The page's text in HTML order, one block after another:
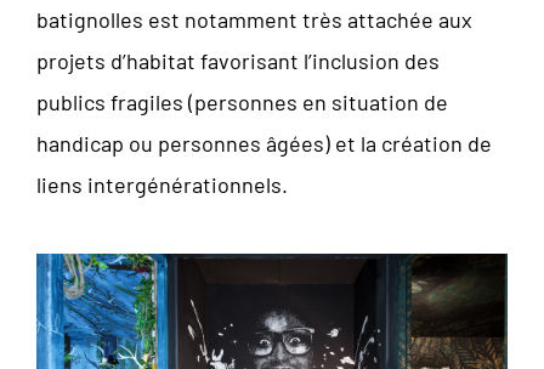
batignolles est notamment très attachée aux
projets d’habitat favorisant l’inclusion des
publics fragiles (personnes en situation de
handicap ou personnes âgées) et la création de
liens intergénérationnels.